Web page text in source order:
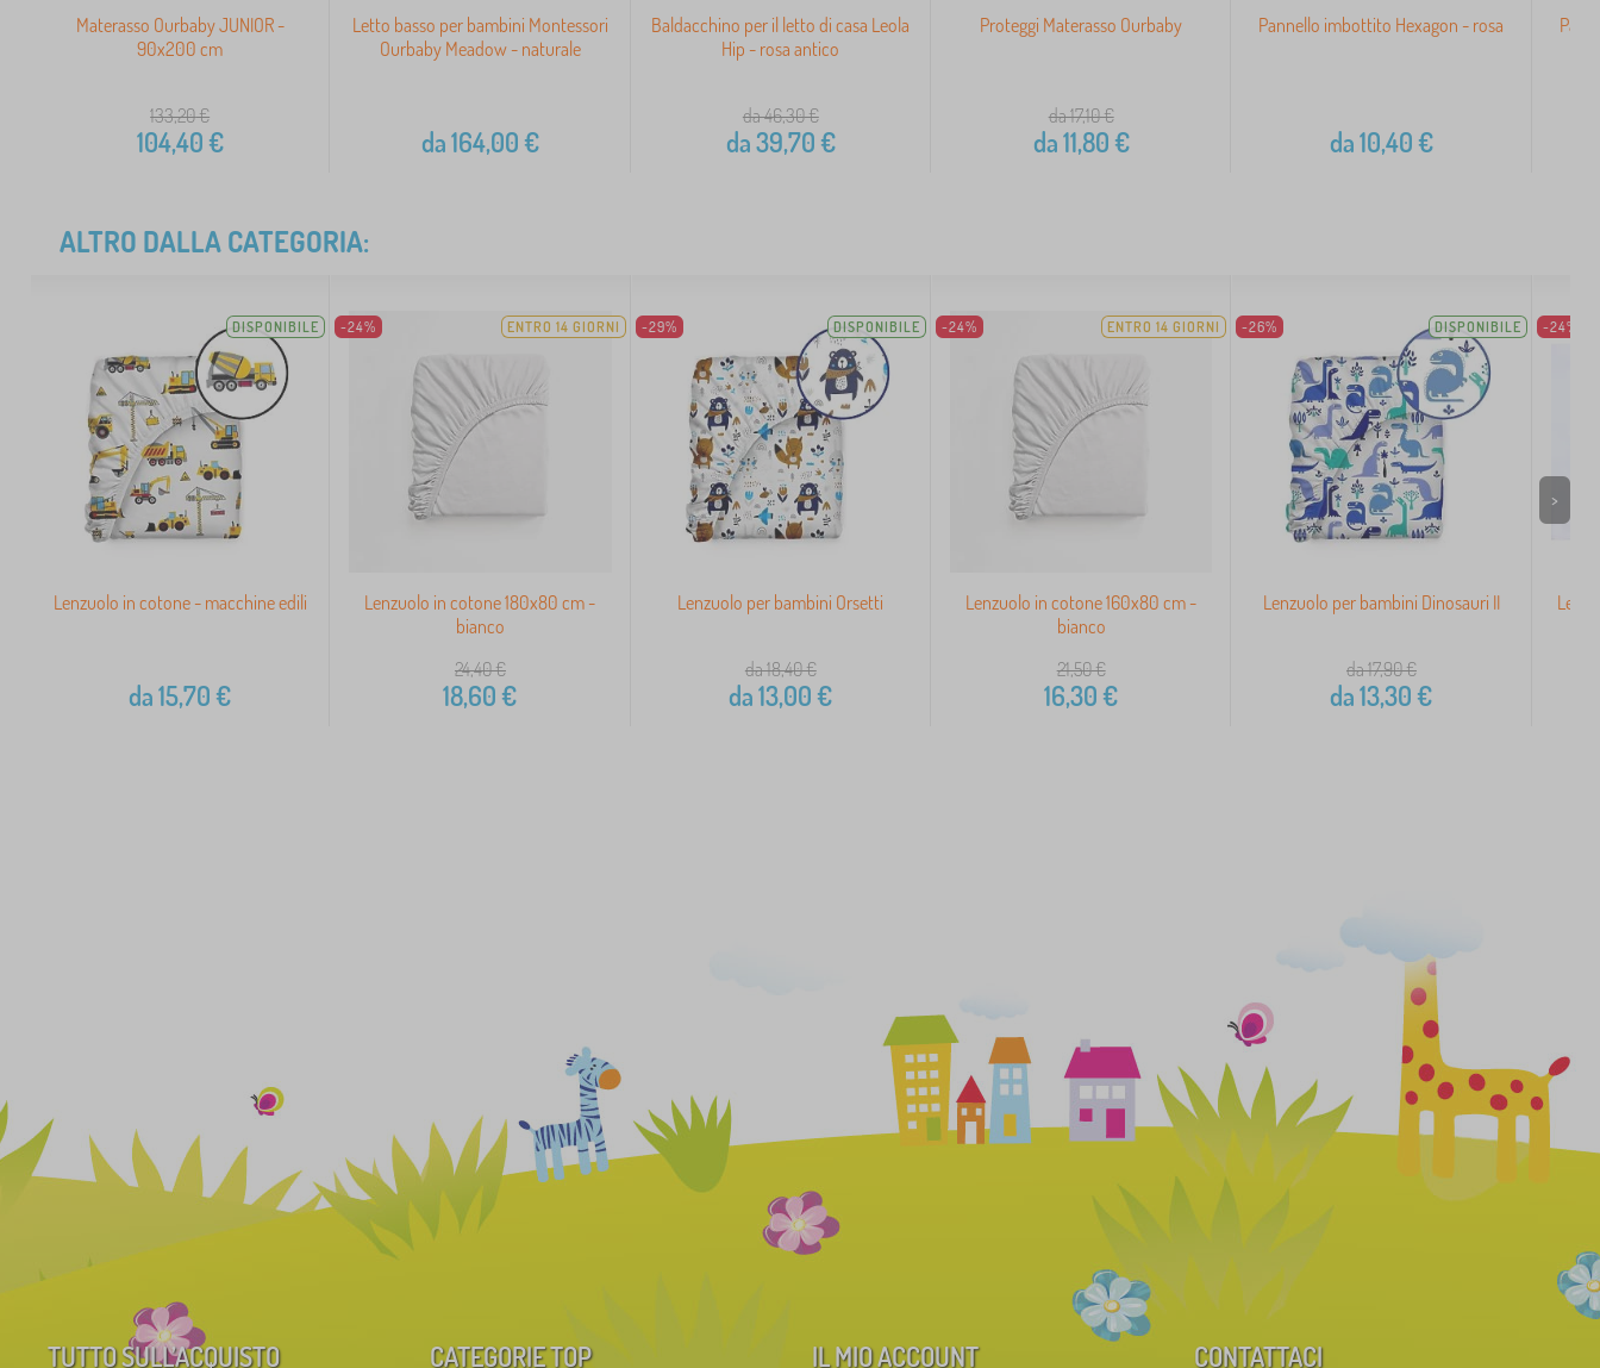
Materasso Ourbaby JUNIOR -
90x200 cm
133,20€
104,40€
Letto basso per bambini Montessori
Ourbaby Meadow - naturale
da164,00€
Baldacchino per il letto di casa Leola
Hip - rosa antico
da 46,30€
da39,70€
Proteggi Materasso Ourbaby
da 17,10€
da11,80€
Pannello imbottito Hexagon - rosa
da10,40€
ALTRO DALLA CATEGORIA:
DISPONIBILE
Lenzuolo in cotone - macchine edili
da15,70€
-24% ENTRO 14 GIORNI
Lenzuolo in cotone 180x80 cm -
bianco
24,40€
18,60€
-29% DISPONIBILE
Lenzuolo per bambini Orsetti
da 18,40€
da13,00€
-24% ENTRO 14 GIORNI
Lenzuolo in cotone 160x80 cm -
bianco
21,50€
16,30€
-26% DISPONIBILE
Lenzuolo per bambini Dinosauri II
da 17,90€
da13,30€
-24%
>
TUTTO SULL’ACQUISTO CATEGORIE TOP IL MIO ACCOUNT CONTATTACI